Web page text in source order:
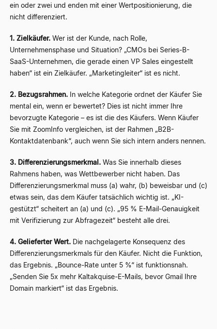
ein oder zwei und enden mit einer Wertpositionierung, die
nicht differenziert.
1. Zielkäufer. Wer ist der Kunde, nach Rolle,
Unternehmensphase und Situation? „CMOs bei Series-B-
SaaS-Unternehmen, die gerade einen VP Sales eingestellt
haben“ ist ein Zielkäufer. „Marketingleiter“ ist es nicht.
2. Bezugsrahmen. In welche Kategorie ordnet der Käufer Sie
mental ein, wenn er bewertet? Dies ist nicht immer Ihre
bevorzugte Kategorie – es ist die des Käufers. Wenn Käufer
Sie mit ZoomInfo vergleichen, ist der Rahmen „B2B-
Kontaktdatenbank“, auch wenn Sie sich intern anders nennen.
3. Differenzierungsmerkmal. Was Sie innerhalb dieses
Rahmens haben, was Wettbewerber nicht haben. Das
Differenzierungsmerkmal muss (a) wahr, (b) beweisbar und (c)
etwas sein, das dem Käufer tatsächlich wichtig ist. „KI-
gestützt“ scheitert an (a) und (c). „95 % E-Mail-Genauigkeit
mit Verifizierung zur Abfragezeit“ besteht alle drei.
4. Gelieferter Wert. Die nachgelagerte Konsequenz des
Differenzierungsmerkmals für den Käufer. Nicht die Funktion,
das Ergebnis. „Bounce-Rate unter 5 %“ ist funktionsnah.
„Senden Sie 5x mehr Kaltakquise-E-Mails, bevor Gmail Ihre
Domain markiert“ ist das Ergebnis.